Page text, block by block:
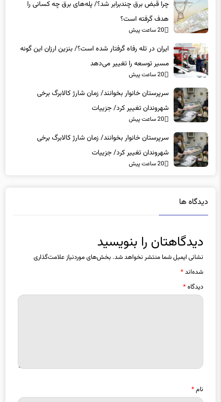
چرا قبض برق چندبرابر شد؟/ پله‌های برق چه کسانی را
هدف گرفته است؟
20 ساعت پیش
ایران در تله رفاه گرفتار شده است؟/ بنزین ارزان این گونه
مسیر توسعه را تغییر می‌دهد
20 ساعت پیش
سرپرستان خانوار بخوانند/ زمان شارژ کالابرگ برخی
شهروندان تغییر کرد/ جزییات
20 ساعت پیش
سرپرستان خانوار بخوانند/ زمان شارژ کالابرگ برخی
شهروندان تغییر کرد/ جزییات
20 ساعت پیش
دیدگاه ها
دیدگاهتان را بنویسید
نشانی ایمیل شما منتشر نخواهد شد. بخش‌های موردنیاز علامت‌گذاری
شده‌اند*
دیدگاه*
نام*